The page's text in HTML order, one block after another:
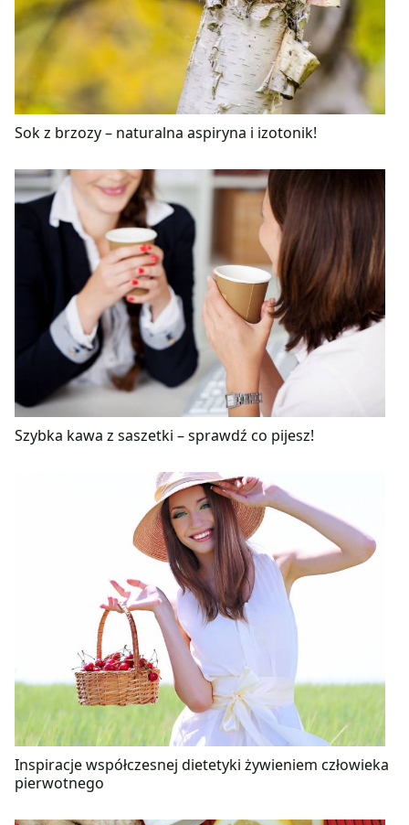
Sok z brzozy – naturalna aspiryna i izotonik!
Szybka kawa z saszetki – sprawdź co pijesz!
Inspiracje współczesnej dietetyki żywieniem człowieka
pierwotnego